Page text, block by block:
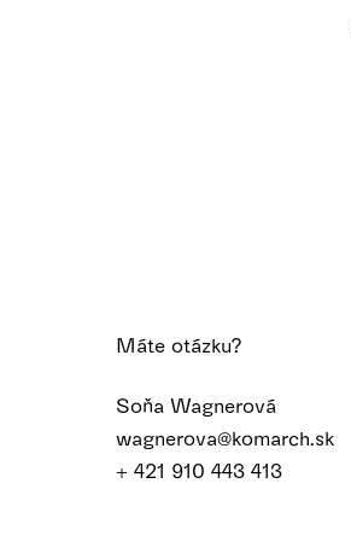
Máte otázku?
Soňa Wagnerová
wagnerova@komarch.sk
+ 421 910 443 413